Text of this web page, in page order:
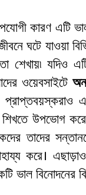
কারণ এটি
ঘটে যাওয়া
শেখায়৷ যদিও
ওয়েবসাইটে
উপভোগ
তাদের
করে।
ভাল বিনোদনের